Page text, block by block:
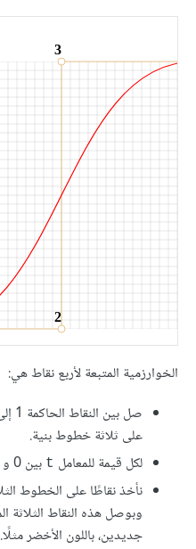
الخوارزمية المتبعة لأربع نقاط هي:
على ثلاثة خطوط بنية.
لكل قيمة للمعامل t بين 0 و1:
نأخذ نقاطًا على الخطوط
وبوصل هذه النقاط
جديدين، باللون الأخضر مثلًا.